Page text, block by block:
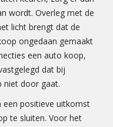
wordt. Overleg met de
licht brengt dat de
ongedaan gemaakt
een auto koop,
dat bij
niet door gaat.
een positieve uitkomst
te sluiten. Voor het